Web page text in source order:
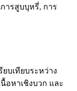
ารสูบบุหรี่, การ
เทียบระหว่าง
หาเชิงบวก และ